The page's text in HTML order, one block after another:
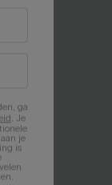
ga
. Je
je
is